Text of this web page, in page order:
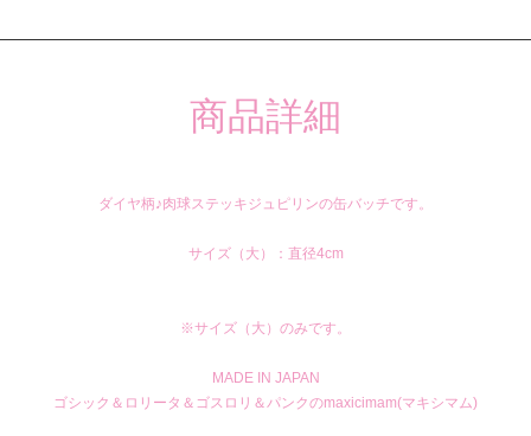
商品詳細
ダイヤ柄♪肉球ステッキジュピリンの缶バッチです。
サイズ（大）：直径4cm
※サイズ（大）のみです。
MADE IN JAPAN
ゴシック＆ロリータ＆ゴスロリ＆パンクのmaxicimam(マキシマム)